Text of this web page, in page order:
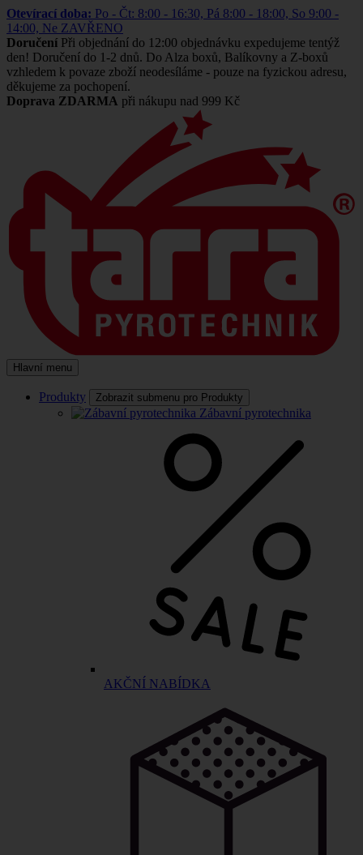
Otevírací doba: Po - Čt: 8:00 - 16:30, Pá 8:00 - 18:00, So 9:00 -
14:00, Ne ZAVŘENO
Doručení Při objednání do 12:00 objednávku expedujeme tentýž
den! Doručení do 1-2 dnů. Do Alza boxů, Balíkovny a Z-boxů
vzhledem k povaze zboží neodesíláme - pouze na fyzickou adresu,
děkujeme za pochopení.
Doprava ZDARMA při nákupu nad 999 Kč
Hlavní menu
Produkty Zobrazit submenu pro Produkty
Zábavní pyrotechnika
AKČNÍ NABÍDKA